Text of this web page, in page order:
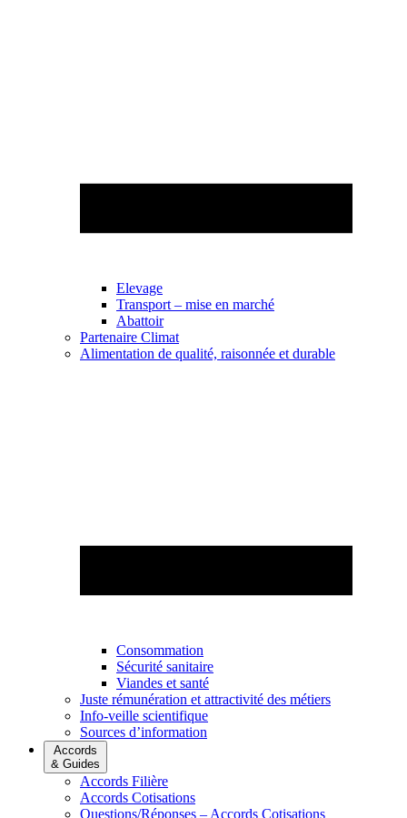
Elevage
Transport – mise en marché
Abattoir
Partenaire Climat
Alimentation de qualité, raisonnée et durable
Consommation
Sécurité sanitaire
Viandes et santé
Juste rémunération et attractivité des métiers
Info-veille scientifique
Sources d’information
Accords
& Guides
Accords Filière
Accords Cotisations
Questions/Réponses – Accords Cotisations